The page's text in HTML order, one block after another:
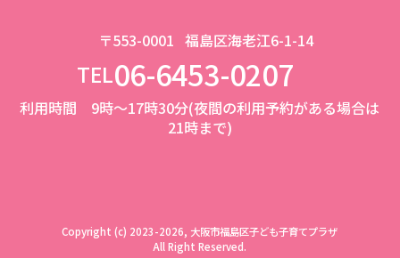
〒553-0001 福島区海老江6-1-14
TEL06-6453-0207
利用時間 9時～17時30分(夜間の利用予約がある場合は
21時まで)
Copyright (c) 2023-2026, 大阪市福島区子ども子育てプラザ
All Right Reserved.